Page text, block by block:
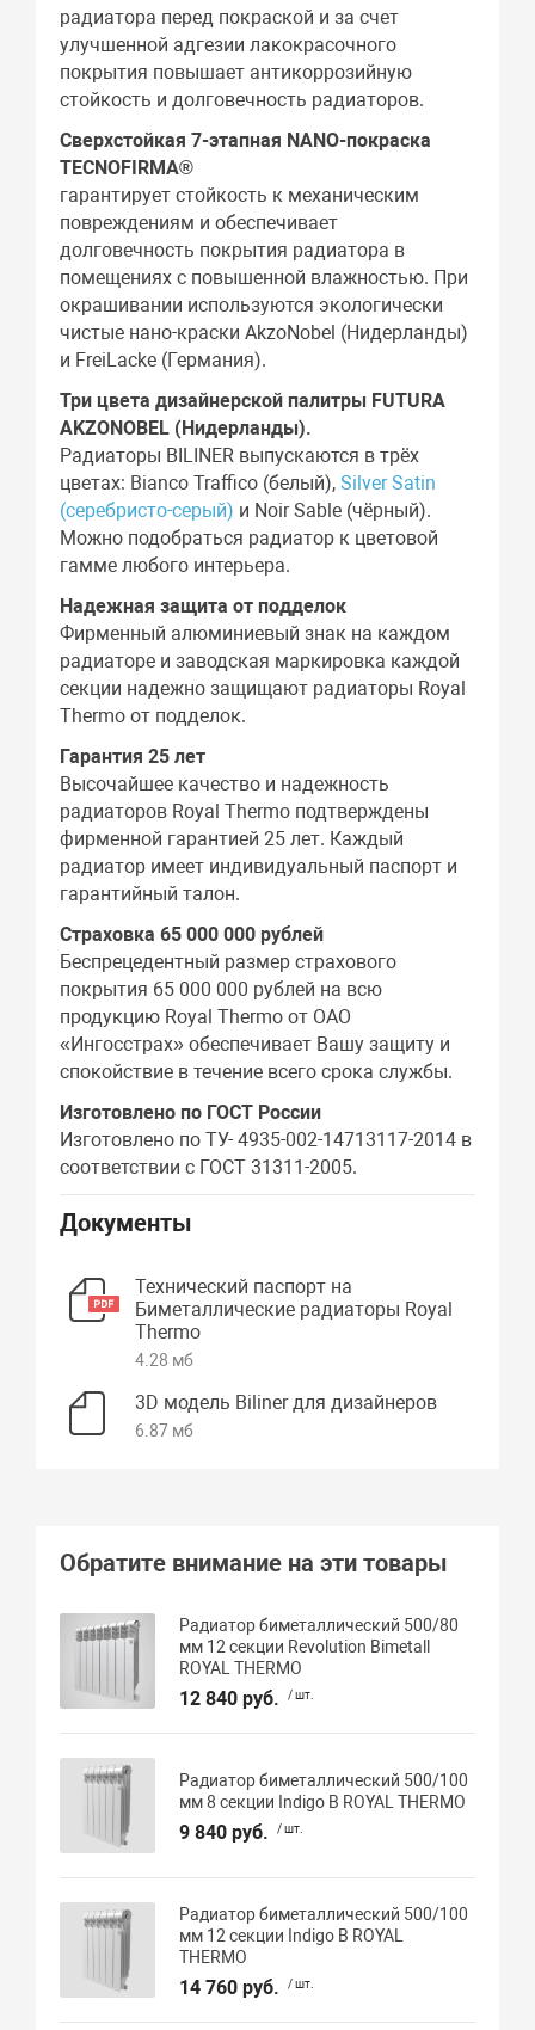
радиатора перед покраской и за счет
улучшенной адгезии лакокрасочного
покрытия повышает антикоррозийную
стойкость и долговечность радиаторов.
Сверхстойкая 7-этапная NANO-покраска
TECNOFIRMA®
гарантирует стойкость к механическим
повреждениям и обеспечивает
долговечность покрытия радиатора в
помещениях с повышенной влажностью. При
окрашивании используются экологически
чистые нано-краски AkzoNobel (Нидерланды)
и FreiLacke (Германия).
Три цвета дизайнерской палитры FUTURA
AKZONOBEL (Нидерланды).
Радиаторы BILINER выпускаются в трёх
цветах: Bianco Traffico (белый),Silver Satin
(серебристо-серый) и Noir Sable (чёрный).
Можно подобраться радиатор к цветовой
гамме любого интерьера.
Надежная защита от подделок
Фирменный алюминиевый знак на каждом
радиаторе и заводская маркировка каждой
секции надежно защищают радиаторы Royal
Thermo от подделок.
Гарантия 25 лет
Высочайшее качество и надежность
радиаторов Royal Thermo подтверждены
фирменной гарантией 25 лет. Каждый
радиатор имеет индивидуальный паспорт и
гарантийный талон.
Страховка 65 000 000 рублей
Беспрецедентный размер страхового
покрытия 65 000 000 рублей на всю
продукцию Royal Thermo от ОАО
«Ингосстрах» обеспечивает Вашу защиту и
спокойствие в течение всего срока службы.
Изготовлено по ГОСТ России
Изготовлено по ТУ- 4935-002-14713117-2014 в
соответствии с ГОСТ 31311-2005.
Документы
Технический паспорт на
Биметаллические радиаторы Royal
Thermo
4.28 мб
3D модель Biliner для дизайнеров
6.87 мб
Обратите внимание на эти товары
Радиатор биметаллический 500/80
мм 12 секции Revolution Bimetall
ROYAL THERMO
12 840 руб. / шт.
Радиатор биметаллический 500/100
мм 8 секции Indigo В ROYAL THERMO
9 840 руб. / шт.
Радиатор биметаллический 500/100
мм 12 секции Indigo В ROYAL
THERMO
14 760 руб. / шт.